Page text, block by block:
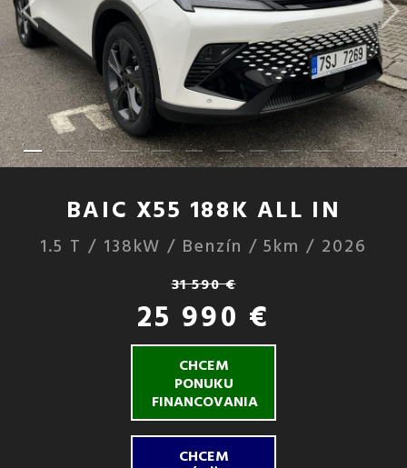
BAIC X55 188K ALL IN
1.5 T / 138kW / Benzín / 5km / 2026
31 590 €
25 990 €
CHCEM
PONUKU
FINANCOVANIA
CHCEM